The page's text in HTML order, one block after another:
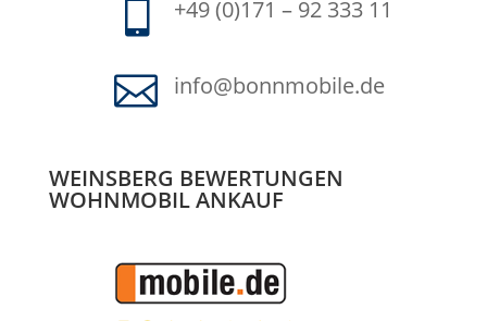
 +49 (0)171 – 92 333 11
 info@bonnmobile.de
WEINSBERG BEWERTUNGEN
WOHNMOBIL ANKAUF